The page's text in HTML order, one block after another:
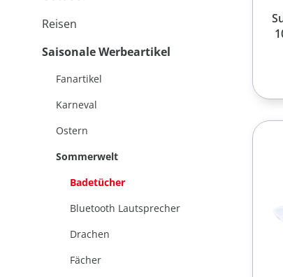
Reisen
Saisonale Werbeartikel
Fanartikel
Karneval
Ostern
Sommerwelt
Badetücher
Bluetooth Lautsprecher
Drachen
Fächer